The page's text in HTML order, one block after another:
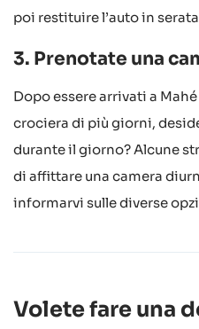
poi restituire l’auto in
3. Prenotate una
Dopo essere arrivati a
crociera di più giorni,
durante il giorno? Alcune
di affittare una camera
informarvi sulle diverse
Volete fare una